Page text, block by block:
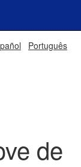
Português
de